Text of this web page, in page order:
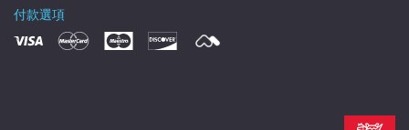
付款選項